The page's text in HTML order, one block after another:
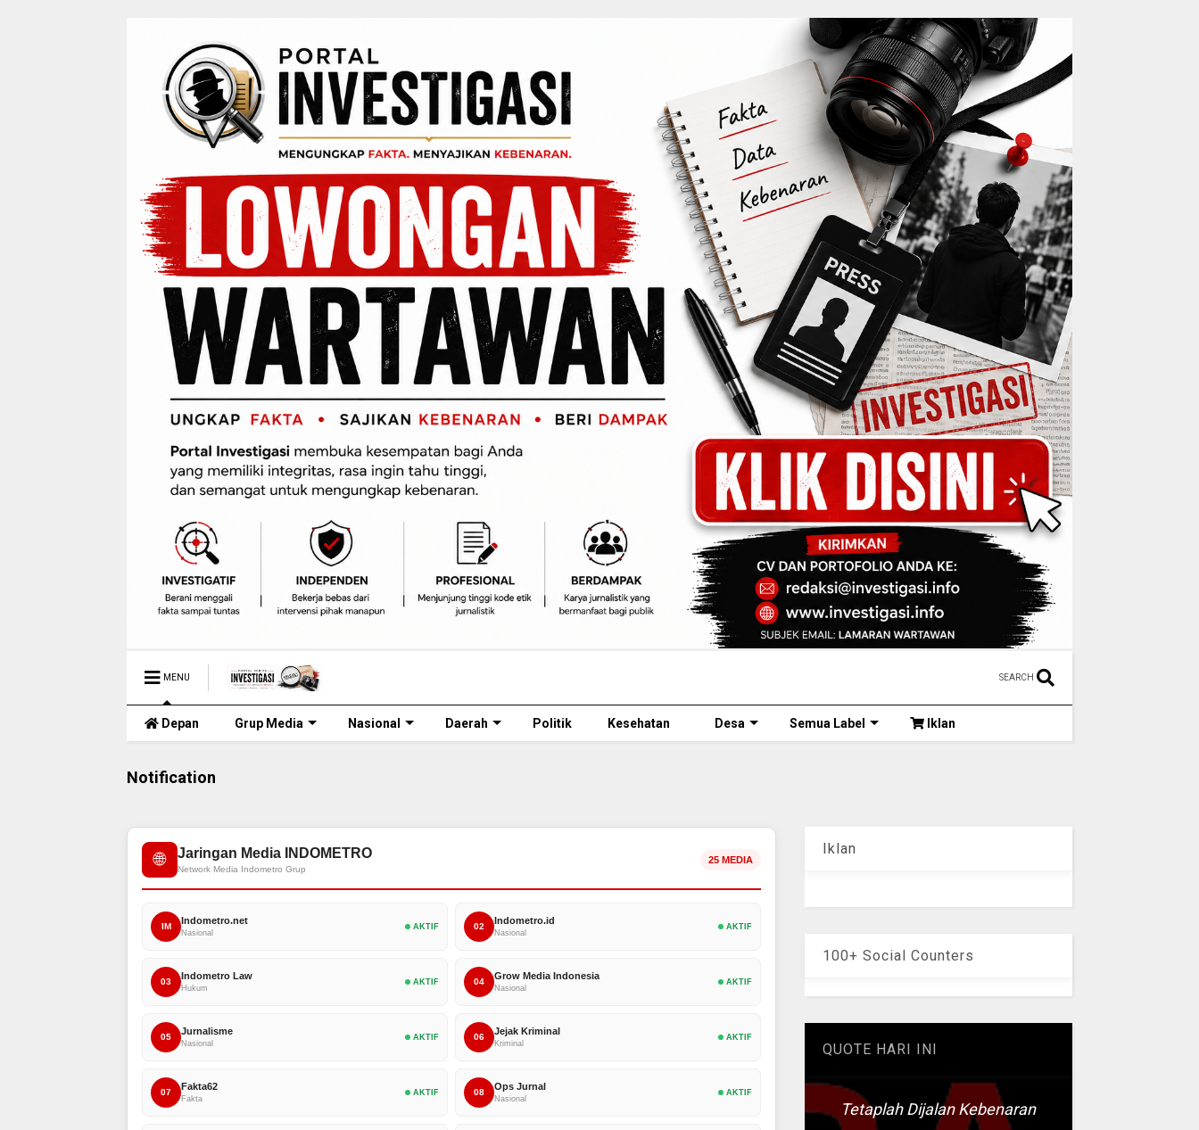
MENU SEARCH
Depan Grup Media Nasional Daerah Politik Kesehatan Desa Semua Label Iklan
Notification
🌐 Jaringan Media INDOMETRO
Network Media Indometro Grup
25 MEDIA
IM
Indometro.net
Nasional
AKTIF 02
Indometro.id
Nasional
AKTIF
03
Indometro Law
Hukum
AKTIF 04
Grow Media Indonesia
Nasional
AKTIF
05
Jurnalisme
Nasional
AKTIF 06
Jejak Kriminal
Kriminal
AKTIF
07
Fakta62
Fakta
AKTIF 08
Ops Jurnal
Nasional
AKTIF
Iklan
100+ Social Counters
QUOTE HARI INI
Tetaplah Dijalan Kebenaran